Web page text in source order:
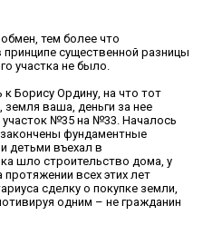
тем более что
существенной разницы
участка не было.
Борису Ордину, на что тот
земля ваша, деньги за нее
№35 на №33. Началось
фундаментные
детьми въехал в
шло строительство дома, у
всех этих лет
сделку о покупке земли,
одним – не гражданин